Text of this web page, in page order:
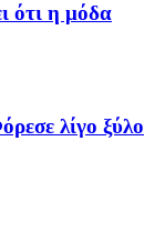
ότι η μόδα
λίγο ξύλο